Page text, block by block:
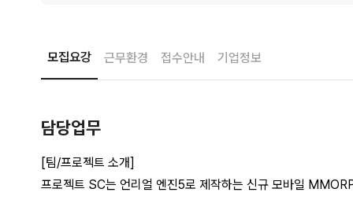
모집요강 근무환경 접수안내 기업정보
담당업무